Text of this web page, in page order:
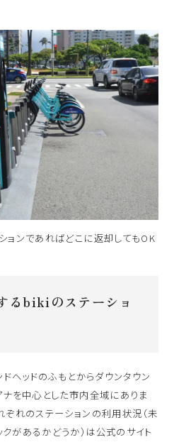
ョンであればどこに返却してもOK
るbikiのステーショ
ヘッドのふもとからダウンタウン
ナを中心とした市内全域にありま
ぞれのステーションの利用状況（未
があるかどうか）は公式のサイト